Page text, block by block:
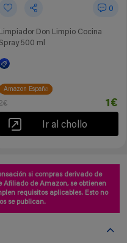
0
Limpiador Don Limpio Cocina
Spray 500 ml
Amazon España
1€
Ir al chollo
si compras derivado de
Afiliado de Amazon, se obtienen
requisitos aplicables. Esto no
se publican.